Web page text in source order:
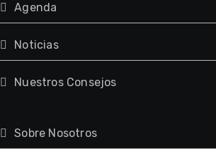
Agenda
Noticias
Nuestros Consejos
Sobre Nosotros